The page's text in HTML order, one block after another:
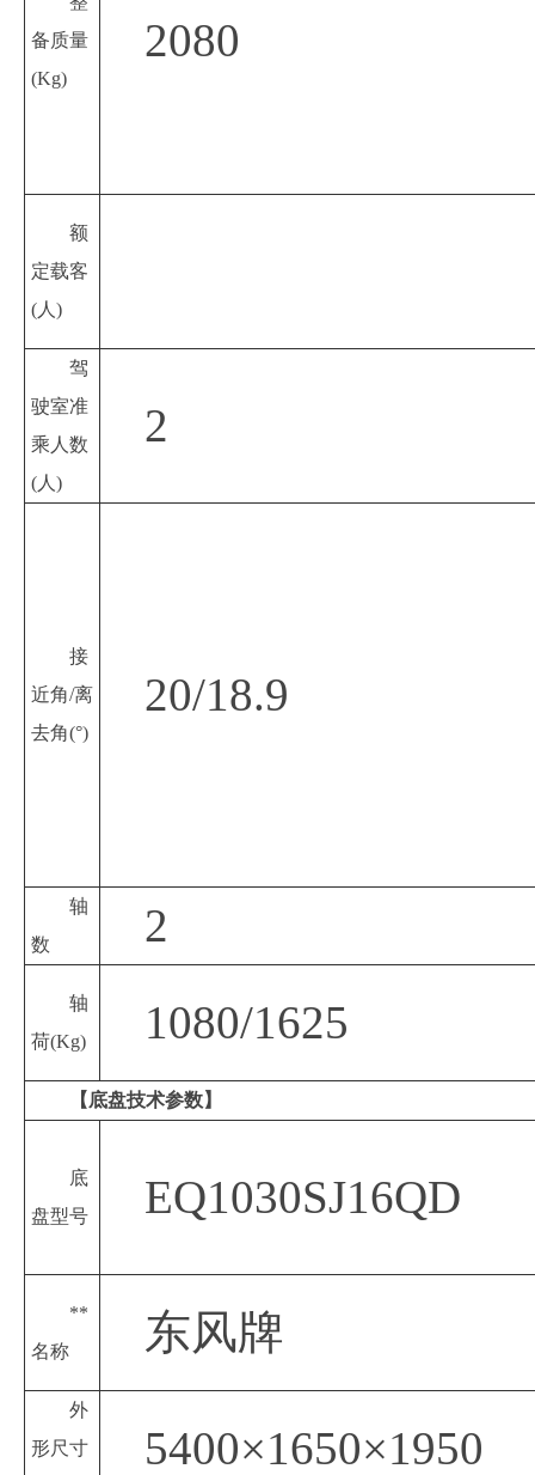
备质量
(Kg)
2080
额
定载客
(人)
驾
驶室准
乘人数
(人)
2
接
近角/离
去角(°)
20/18.9
轴
数
2
轴
荷(Kg) 1080/1625
【底盘技术参数】
底
盘型号
EQ1030SJ16QD
**
名称
东风牌
外
形尺寸
5400×1650×1950